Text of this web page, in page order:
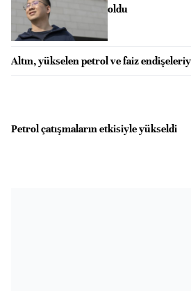
oldu
Altın, yükselen petrol ve faiz
Petrol çatışmaların etkisiyle yükseldi